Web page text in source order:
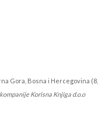
Gora, Bosna i Hercegovina
Korisna Knjiga d.o.o